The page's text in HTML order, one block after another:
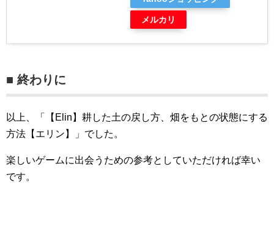
メルカリ
■ 終わりに
以上、「【Elin】耕した土の戻し方、畑をもとの状態にする
方法【エリン】」でした。
楽しいゲームに出会うための参考としていただければ幸い
です。